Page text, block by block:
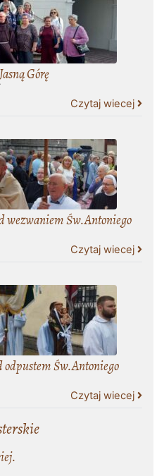
Górę
Czytaj wiecej
wezwaniem Św.Antoniego
Czytaj wiecej
odpustem Św.Antoniego
Czytaj wiecej